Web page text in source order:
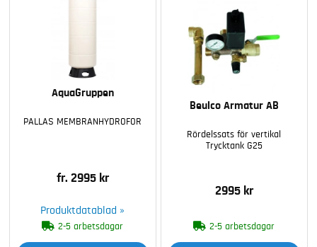
AquaGruppen
PALLAS MEMBRANHYDROFOR
fr. 2995 kr
Produktdatablad »
2-5 arbetsdagar
Beulco Armatur AB
Rördelssats för vertikal
Trycktank G25
2995 kr
2-5 arbetsdagar